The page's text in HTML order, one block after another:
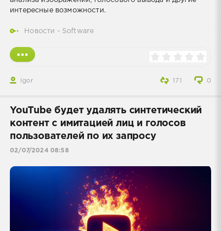
интересные возможности.
Новости - Software
Igor 0
171
YouTube будет удалять синтетический
контент с имитацией лиц и голосов
пользователей по их запросу
02/07/2024 08:58